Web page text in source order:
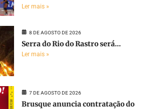
Ler mais »
8 DE AGOSTO DE 2026
Serra do Rio do Rastro será...
Ler mais »
7 DE AGOSTO DE 2026
Brusque anuncia contratação do